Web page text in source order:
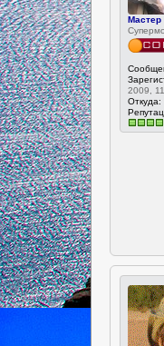
Мастер
2009,
Откуда: